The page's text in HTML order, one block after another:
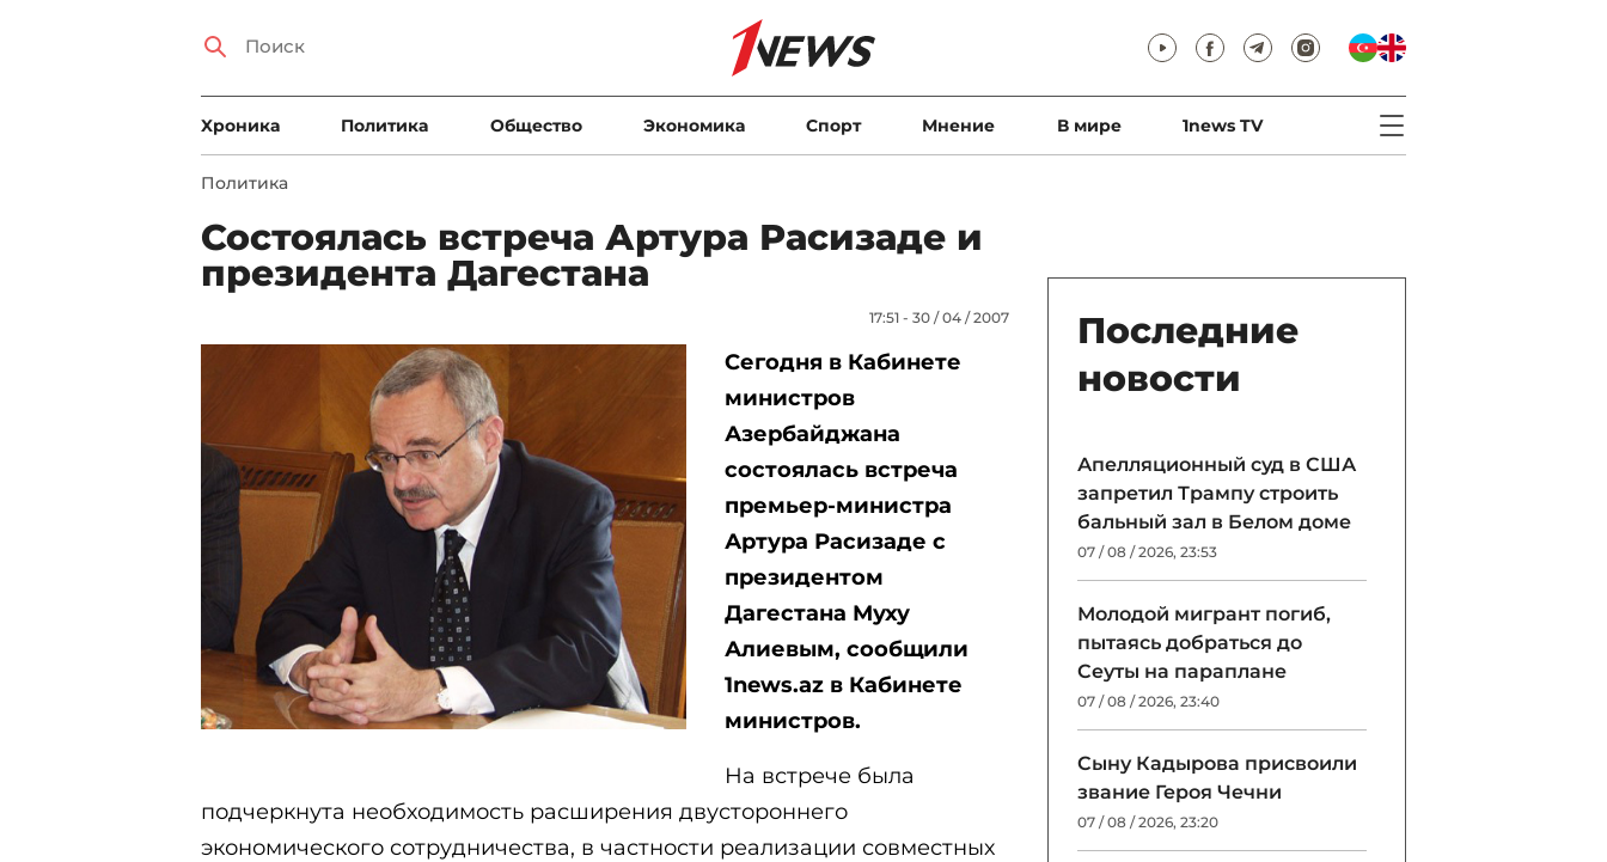
Xроника Политика Общество Экономика Спорт Мнение В мире 1news TV
Политика
Состоялась встреча Артура Расизаде и
президента Дагестана
17:51 - 30 / 04 / 2007
Сегодня в Кабинете
министров
Азербайджана
состоялась встреча
премьер-министра
Артура Расизаде с
президентом
Дагестана Муху
Алиевым, сообщили
1news.az в Кабинете
министров.
На встрече была
подчеркнута необходимость расширения двустороннего
экономического сотрудничества, в частности реализации совместных
Последние
новости
Апелляционный суд в США
запретил Трампу строить
бальный зал в Белом доме
07 / 08 / 2026, 23:53
Молодой мигрант погиб,
пытаясь добраться до
Сеуты на параплане
07 / 08 / 2026, 23:40
Сыну Кадырова присвоили
звание Героя Чечни
07 / 08 / 2026, 23:20